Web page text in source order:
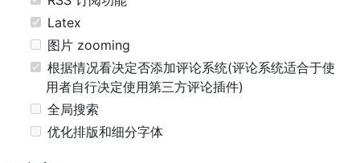
Latex
图片 zooming
根据情况看决定否添加评论系统(评论系统适合于使
用者自行决定使用第三方评论插件)
全局搜索
优化排版和细分字体